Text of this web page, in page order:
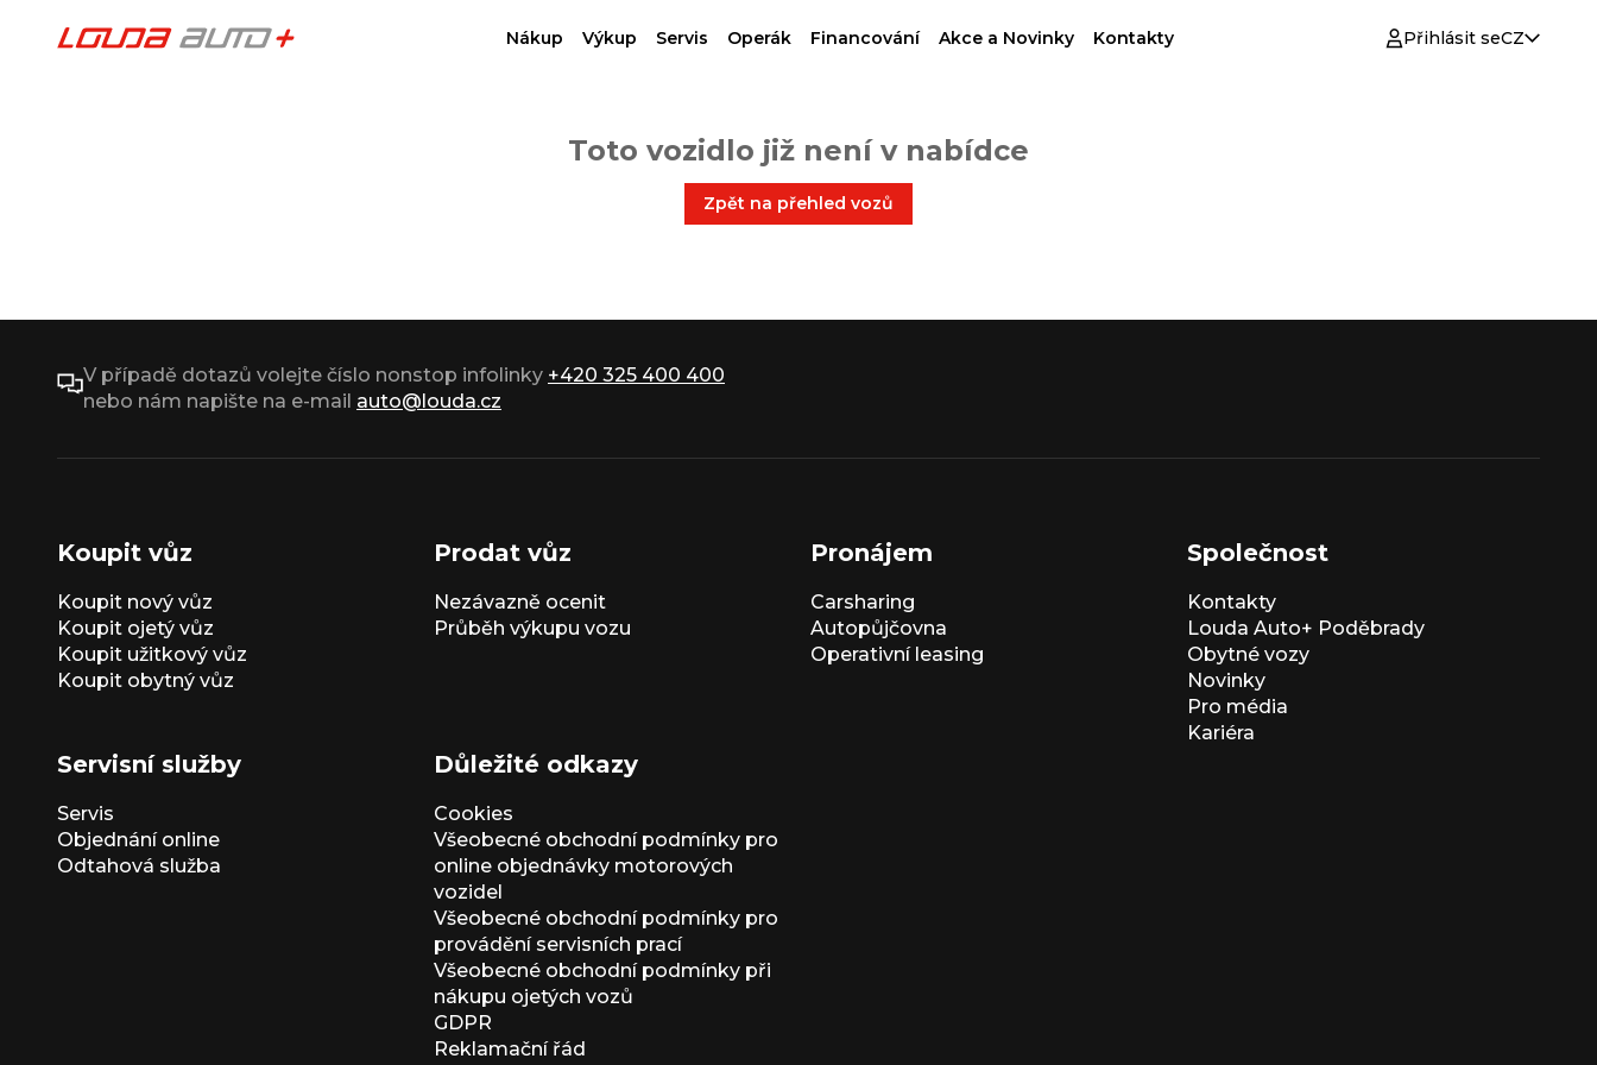
Nákup Výkup Servis Operák Financování Akce a Novinky Kontakty Přihlásit seCZ
Toto vozidlo již není v nabídce
Zpět na přehled vozů
V případě dotazů volejte číslo nonstop infolinky +420 325 400 400
nebo nám napište na e-mail auto@louda.cz
Koupit vůz
Koupit nový vůz
Koupit ojetý vůz
Koupit užitkový vůz
Koupit obytný vůz
Prodat vůz
Nezávazně ocenit
Průběh výkupu vozu
Pronájem
Carsharing
Autopůjčovna
Operativní leasing
Společnost
Kontakty
Louda Auto+ Poděbrady
Obytné vozy
Novinky
Pro média
Kariéra
Servisní služby
Servis
Objednání online
Odtahová služba
Důležité odkazy
Cookies
Všeobecné obchodní podmínky pro
online objednávky motorových
vozidel
Všeobecné obchodní podmínky pro
provádění servisních prací
Všeobecné obchodní podmínky při
nákupu ojetých vozů
GDPR
Reklamační řád